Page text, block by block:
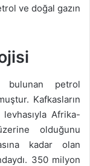
ve doğal gazın
bulunan petrol
Kafkasların
levhasıyla Afrika-
olduğunu
kadar olan
350 milyon